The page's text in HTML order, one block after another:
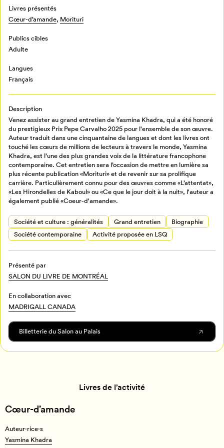
Mon Salon
Billetterie
Retour à l’accueil
Livres présentés
Cœur-d’amande, Morituri
Publics cibles
Adulte
Langues
Français
Description
Venez assister au grand entretien de Yasmina Khadra, qui a été honoré
du prestigieux Prix Pepe Carvalho 2025 pour l'ensemble de son œuvre.
Auteur traduit dans une cinquantaine de langues et dont les livres ont
touché les cœurs de millions de lecteurs à travers le monde, Yasmina
Khadra, est l’une des plus grandes voix de la littérature francophone
contemporaine. Cet entretien sera l’occasion de mettre en lumière sa
plus récente publication «Morituri» et de revenir sur sa prolifique
carrière. Particulièrement connu pour des œuvres comme «L’attentat»,
«Les Hirondelles de Kaboul» ou «Ce que le jour doit à la nuit», l'auteur a
également publié «Coeur-d'amande».
Société et culture : généralités Grand entretien
Biographie
Société contemporaine
Activité proposée en LSQ
Présenté par
SALON DU LIVRE DE MONTRÉAL
En collaboration avec
MADRIGALL CANADA
Billetterie du Salon au Palais
Livres de l’activité
Cœur-d’amande
Auteur·rice·s
Yasmina Khadra
Auteur·rice·s
Yasmina Khadra
Annuler